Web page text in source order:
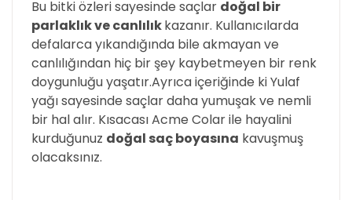
Bu bitki özleri sayesinde saçlar doğal bir
parlaklık ve canlılıkkazanır. Kullanıcılarda
defalarca yıkandığında bile akmayan ve
canlılığından hiç bir şey kaybetmeyen bir renk
doygunluğu yaşatır.Ayrıca içeriğinde ki Yulaf
yağı sayesinde saçlar daha yumuşak ve nemli
bir hal alır. Kısacası Acme Colar ile hayalini
kurduğunuz doğal saç boyasına kavuşmuş
olacaksınız.